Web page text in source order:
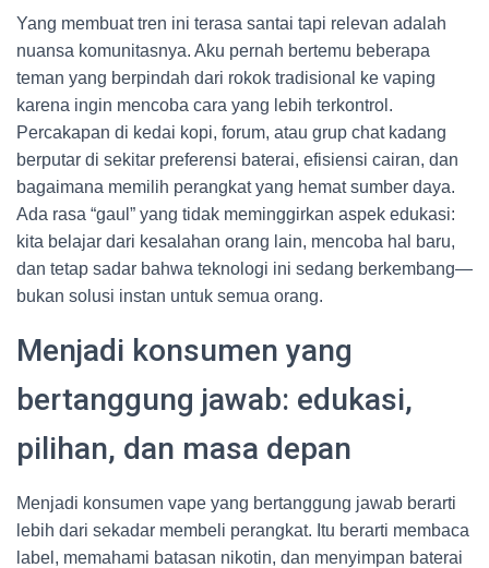
Yang membuat tren ini terasa santai tapi relevan adalah
nuansa komunitasnya. Aku pernah bertemu beberapa
teman yang berpindah dari rokok tradisional ke vaping
karena ingin mencoba cara yang lebih terkontrol.
Percakapan di kedai kopi, forum, atau grup chat kadang
berputar di sekitar preferensi baterai, efisiensi cairan, dan
bagaimana memilih perangkat yang hemat sumber daya.
Ada rasa “gaul” yang tidak meminggirkan aspek edukasi:
kita belajar dari kesalahan orang lain, mencoba hal baru,
dan tetap sadar bahwa teknologi ini sedang berkembang—
bukan solusi instan untuk semua orang.
Menjadi konsumen yang
bertanggung jawab: edukasi,
pilihan, dan masa depan
Menjadi konsumen vape yang bertanggung jawab berarti
lebih dari sekadar membeli perangkat. Itu berarti membaca
label, memahami batasan nikotin, dan menyimpan baterai